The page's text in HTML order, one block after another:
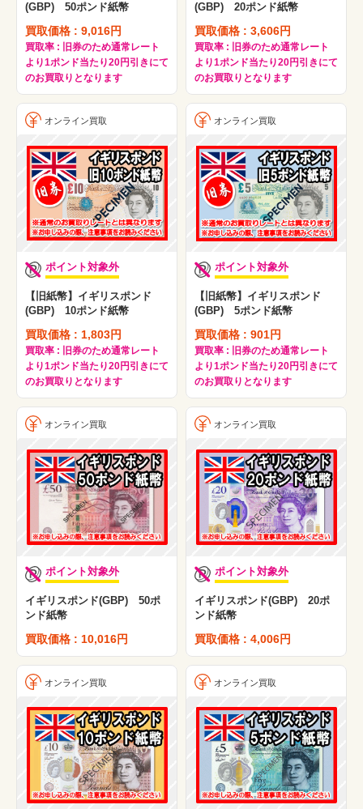
(GBP) 50ポンド紙幣
買取価格 : 9,016円
買取率 : 旧券のため通常レート
より1ポンド当たり20円引きにて
のお買取りとなります
(GBP) 20ポンド紙幣
買取価格 : 3,606円
買取率 : 旧券のため通常レート
より1ポンド当たり20円引きにて
のお買取りとなります
オンライン買取
ポイント対象外
【旧紙幣】イギリスポンド
(GBP) 10ポンド紙幣
買取価格 : 1,803円
買取率 : 旧券のため通常レート
より1ポンド当たり20円引きにて
のお買取りとなります
オンライン買取
ポイント対象外
【旧紙幣】イギリスポンド
(GBP) 5ポンド紙幣
買取価格 : 901円
買取率 : 旧券のため通常レート
より1ポンド当たり20円引きにて
のお買取りとなります
オンライン買取
ポイント対象外
イギリスポンド(GBP) 50ポ
ンド紙幣
買取価格 : 10,016円
オンライン買取
ポイント対象外
イギリスポンド(GBP) 20ポ
ンド紙幣
買取価格 : 4,006円
オンライン買取 オンライン買取